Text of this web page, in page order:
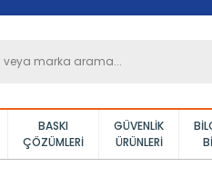
BASKI
ÇÖZÜMLERI
GÜVENLIK
ÜRÜNLERI